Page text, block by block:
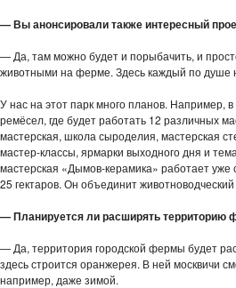
— Вы анонсировали также интересный
— Да, там можно будет и порыбачить, и
животными на ферме. Здесь каждый по душе
У нас на этот парк много планов. Например,
ремёсел, где будет работать 12 различных
мастерская, школа сыроделия, мастерская
мастер-классы, ярмарки выходного дня и
мастерская «Дымов-керамика» работает
25 гектаров. Он объединит
— Планируется ли расширять территорию
— Да, территория городской фермы будет
здесь строится оранжерея. В ней москвичи
например, даже зимой.